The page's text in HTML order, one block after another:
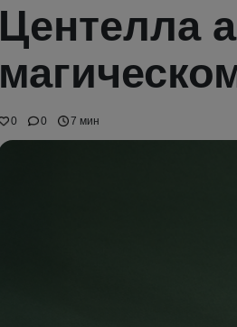
Центелла
0 0 7 мин